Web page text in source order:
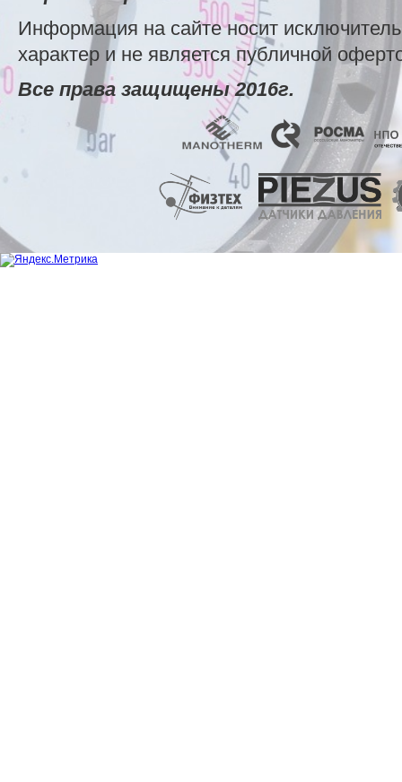
Информация на сайте носит
характер и не является публичной
Все права защищены 2016г.